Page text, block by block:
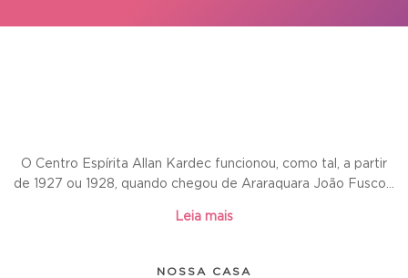
O Centro Espírita Allan Kardec funcionou, como tal, a partir
de 1927 ou 1928, quando chegou de Araraquara João Fusco...
Leia mais
NOSSA CASA